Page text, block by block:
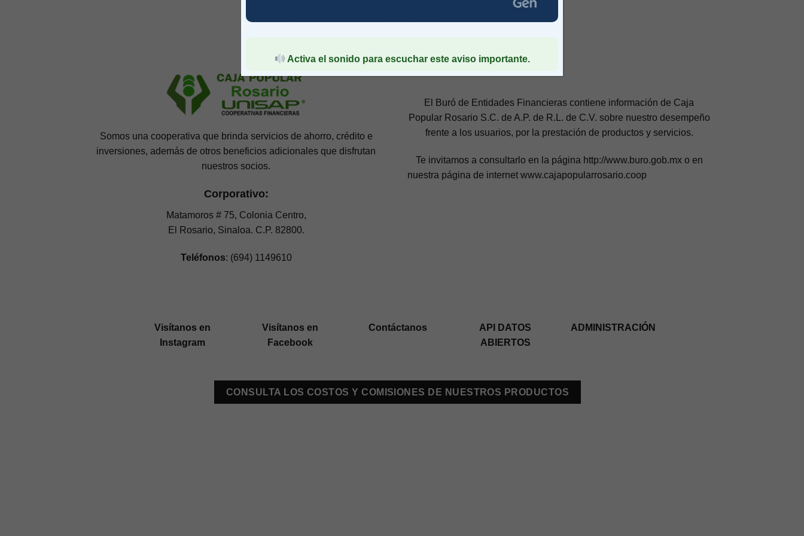
Somos una cooperativa que brinda servicios de ahorro, crédito e
inversiones, además de otros beneficios adicionales que disfrutan
nuestros socios.
Corporativo:
Matamoros # 75, Colonia Centro,
El Rosario, Sinaloa. C.P. 82800.
Teléfonos: (694) 1149610
El Buró de Entidades Financieras contiene información de Caja
Popular Rosario S.C. de A.P. de R.L. de C.V. sobre nuestro desempeño
frente a los usuarios, por la prestación de productos y servicios.
Te invitamos a consultarlo en la página http://www.buro.gob.mx o en
nuestra página de internet www.cajapopularrosario.coop
Visítanos en
Instagram
Visítanos en
Facebook
Contáctanos
API DATOS
ABIERTOS
ADMINISTRACIÓN
CONSULTA LOS COSTOS Y COMISIONES DE NUESTROS PRODUCTOS
Activa el sonido para escuchar este aviso importante.